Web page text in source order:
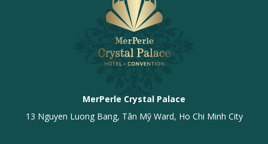
MerPerle Crystal Palace
13 Nguyen Luong Bang, Tân Mỹ Ward, Ho Chi Minh City